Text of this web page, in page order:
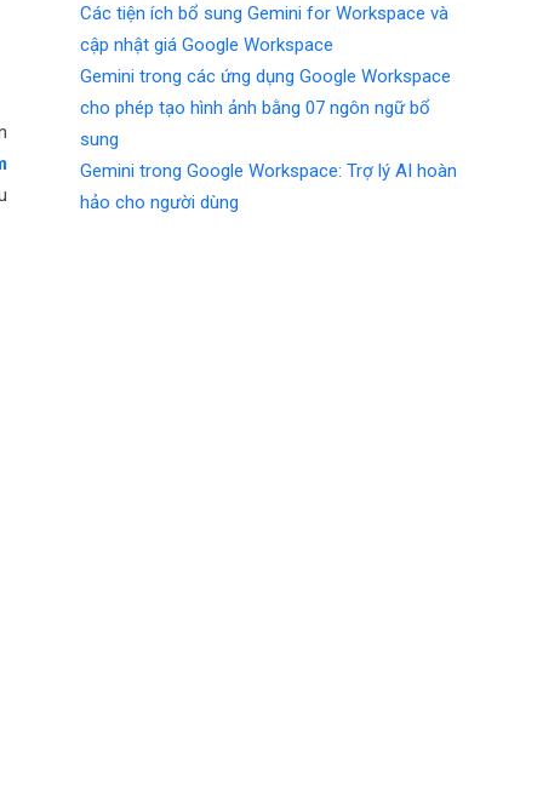
Các tiện ích bổ sung Gemini for Workspace và
cập nhật giá Google Workspace
Gemini trong các ứng dụng Google Workspace
cho phép tạo hình ảnh bằng 07 ngôn ngữ bổ
sung
Gemini trong Google Workspace: Trợ lý AI hoàn
hảo cho người dùng